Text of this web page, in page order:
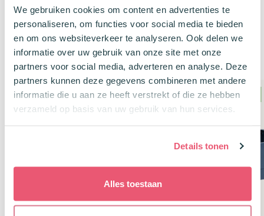
We gebruiken cookies om content en advertenties te
personaliseren, om functies voor social media te bieden
en om ons websiteverkeer te analyseren. Ook delen we
informatie over uw gebruik van onze site met onze
partners voor social media, adverteren en analyse. Deze
partners kunnen deze gegevens combineren met andere
informatie die u aan ze heeft verstrekt of die ze hebben
verzameld op basis van uw gebruik van hun services.
Details tonen
Alles toestaan
was: is: was: is:
Klanten kochten ook
Package Deal
-10%
100% gereycled plastic
-25%